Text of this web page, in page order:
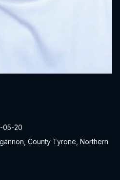
05-20
County Tyrone, Northern